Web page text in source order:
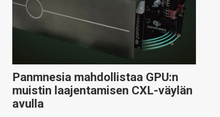
KAUPPA
VAIHDA TEEMA
HAKU
Panmnesia mahdollistaa GPU:n
muistin laajentamisen CXL-väylän
avulla